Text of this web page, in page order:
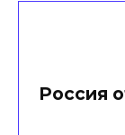
Россия